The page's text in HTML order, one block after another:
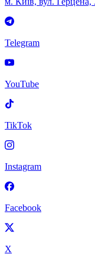
Telegram
YouTube
TikTok
Instagram
Facebook
X